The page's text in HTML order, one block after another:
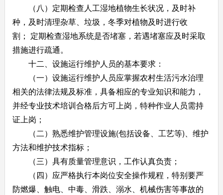
（八）定期检查人工湿地植物生长状况，及时补
种，及时清理杂草、垃圾，冬季对植物及时进行收
割； 定期检查湿地系统是否堵塞，若遇堵塞应及时采取
措施进行疏通。
十二、设施运行维护人员的基本要求：
（一）设施运行维护人员应掌握农村生活污水治理
相关的法律法规及标准，具备相应的专业知识和能力，
并经专业技术培训合格后方可上岗，特种作业人员需持
证上岗；
（二）熟悉维护管理设施(包括设备、工艺等)、维护
方法和维护技术指标；
（三）具有质量管理意识，工作认真负责；
（四）应严格执行本岗位安全操作规程，特别要严
防燃爆、触电、中毒、滑跌、溺水、机械伤害等事故的